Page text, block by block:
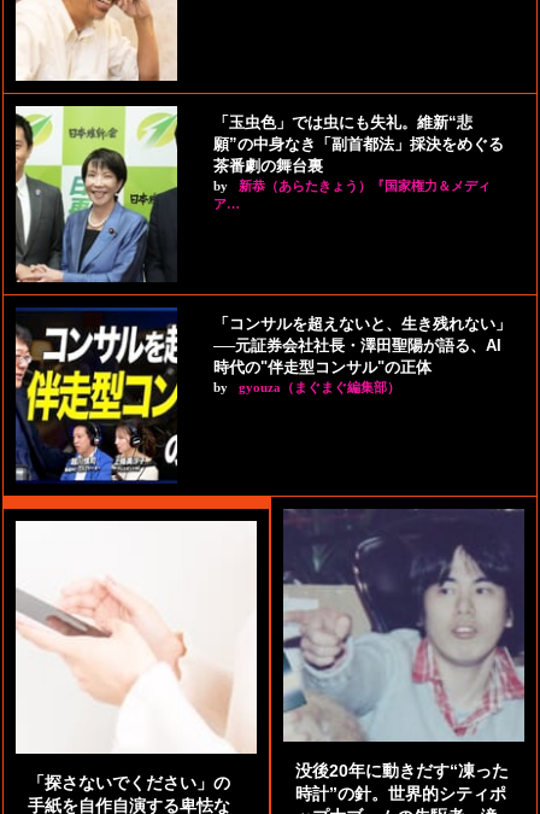
「玉虫色」では虫にも失礼。維新“悲
願”の中身なき「副首都法」採決をめぐる
茶番劇の舞台裏
by
新恭（あらたきょう）『国家権力＆メディ
ア…
「コンサルを超えないと、生き残れない」
──元証券会社社長・澤田聖陽が語る、AI
時代の"伴走型コンサル"の正体
by gyouza（まぐまぐ編集部）
「探さないでください」の
手紙を自作自演する卑怯な
没後20年に動きだす“凍った
時計”の針。世界的シティポ